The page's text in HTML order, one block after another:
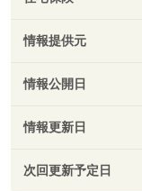
情報提供元
情報公開日
情報更新日
次回更新予定日